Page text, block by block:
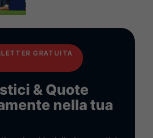
GRATUITA
& Quote
nella tua